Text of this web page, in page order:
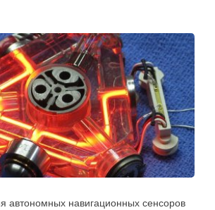
автономных навигационных сенсоров